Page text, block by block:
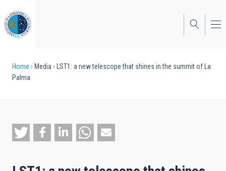
to
main
content
Breadcrumb
Home Media
LST1: a new telescope that shines in the summit of La
Palma